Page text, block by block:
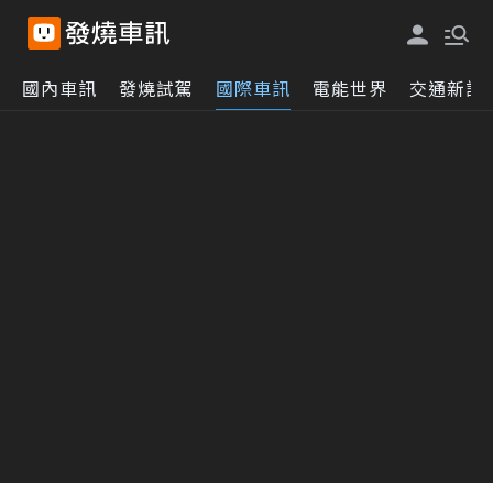
國內車訊 發燒試駕 國際車訊 電能世界 交通新訊